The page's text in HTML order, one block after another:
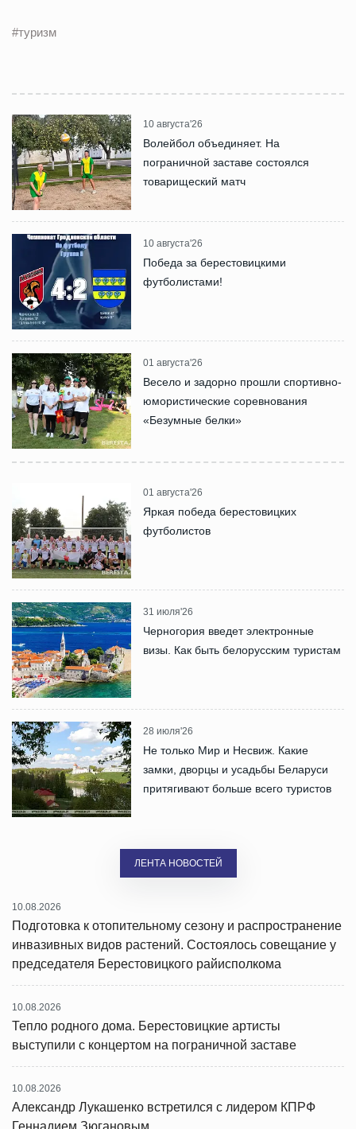
#туризм
10 августа'26
Волейбол объединяет. На
пограничной заставе состоялся
товарищеский матч
10 августа'26
Победа за берестовицкими
футболистами!
01 августа'26
Весело и задорно прошли спортивно-
юмористические соревнования
«Безумные белки»
01 августа'26
Яркая победа берестовицких
футболистов
31 июля'26
Черногория введет электронные
визы. Как быть белорусским туристам
28 июля'26
Не только Мир и Несвиж. Какие
замки, дворцы и усадьбы Беларуси
притягивают больше всего туристов
ЛЕНТА НОВОСТЕЙ
10.08.2026
Подготовка к отопительному сезону и распространение
инвазивных видов растений. Состоялось совещание у
председателя Берестовицкого райисполкома
10.08.2026
Тепло родного дома. Берестовицкие артисты
выступили с концертом на пограничной заставе
10.08.2026
Александр Лукашенко встретился с лидером КПРФ
Геннадием Зюгановым